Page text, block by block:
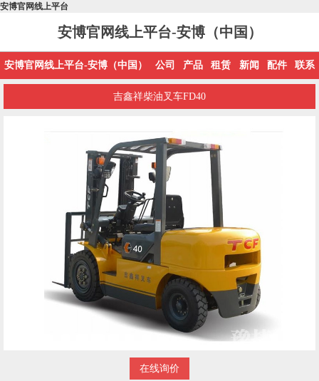
安博官网线上平台
安博官网线上平台-安博（中国）
安博官网线上平台-安博（中国） 公司 产品 租赁 新闻 配件 联系
吉鑫祥柴油叉车FD40
在线询价